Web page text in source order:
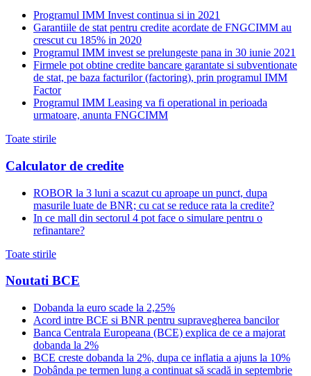
Programul IMM Invest continua si in 2021
Garantiile de stat pentru credite acordate de FNGCIMM au
crescut cu 185% in 2020
Programul IMM invest se prelungeste pana in 30 iunie 2021
Firmele pot obtine credite bancare garantate si subventionate
de stat, pe baza facturilor (factoring), prin programul IMM
Factor
Programul IMM Leasing va fi operational in perioada
urmatoare, anunta FNGCIMM
Toate stirile
Calculator de credite
ROBOR la 3 luni a scazut cu aproape un punct, dupa
masurile luate de BNR; cu cat se reduce rata la credite?
In ce mall din sectorul 4 pot face o simulare pentru o
refinantare?
Toate stirile
Noutati BCE
Dobanda la euro scade la 2,25%
Acord intre BCE si BNR pentru supravegherea bancilor
Banca Centrala Europeana (BCE) explica de ce a majorat
dobanda la 2%
BCE creste dobanda la 2%, dupa ce inflatia a ajuns la 10%
Dobânda pe termen lung a continuat să scadă in septembrie